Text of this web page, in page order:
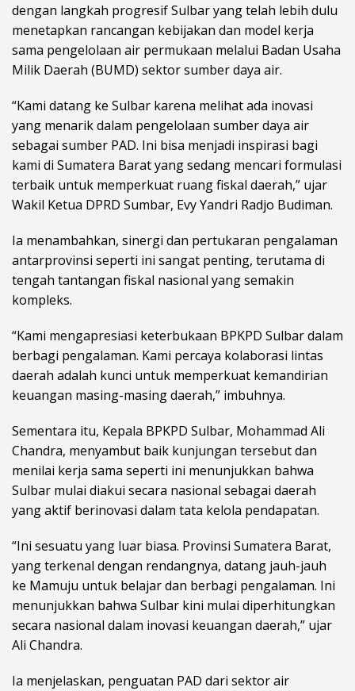
dengan langkah progresif Sulbar yang telah lebih dulu
menetapkan rancangan kebijakan dan model kerja
sama pengelolaan air permukaan melalui Badan Usaha
Milik Daerah (BUMD) sektor sumber daya air.
“Kami datang ke Sulbar karena melihat ada inovasi
yang menarik dalam pengelolaan sumber daya air
sebagai sumber PAD. Ini bisa menjadi inspirasi bagi
kami di Sumatera Barat yang sedang mencari formulasi
terbaik untuk memperkuat ruang fiskal daerah,” ujar
Wakil Ketua DPRD Sumbar, Evy Yandri Radjo Budiman.
Ia menambahkan, sinergi dan pertukaran pengalaman
antarprovinsi seperti ini sangat penting, terutama di
tengah tantangan fiskal nasional yang semakin
kompleks.
“Kami mengapresiasi keterbukaan BPKPD Sulbar dalam
berbagi pengalaman. Kami percaya kolaborasi lintas
daerah adalah kunci untuk memperkuat kemandirian
keuangan masing-masing daerah,” imbuhnya.
Sementara itu, Kepala BPKPD Sulbar, Mohammad Ali
Chandra, menyambut baik kunjungan tersebut dan
menilai kerja sama seperti ini menunjukkan bahwa
Sulbar mulai diakui secara nasional sebagai daerah
yang aktif berinovasi dalam tata kelola pendapatan.
“Ini sesuatu yang luar biasa. Provinsi Sumatera Barat,
yang terkenal dengan rendangnya, datang jauh-jauh
ke Mamuju untuk belajar dan berbagi pengalaman. Ini
menunjukkan bahwa Sulbar kini mulai diperhitungkan
secara nasional dalam inovasi keuangan daerah,” ujar
Ali Chandra.
Ia menjelaskan, penguatan PAD dari sektor air